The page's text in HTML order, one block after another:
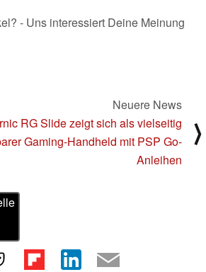
- Uns interessiert Deine Meinung
Neuere News
RG Slide zeigt sich als vielseitig
Gaming-Handheld mit PSP Go-
Anleihen
⟩